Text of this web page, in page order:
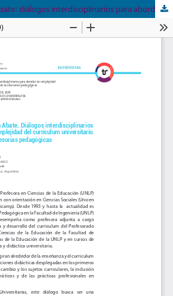
Entrevista a Stella Abate: diálogos interdisciplinarios para abordar la complejidad del curriculum universitario